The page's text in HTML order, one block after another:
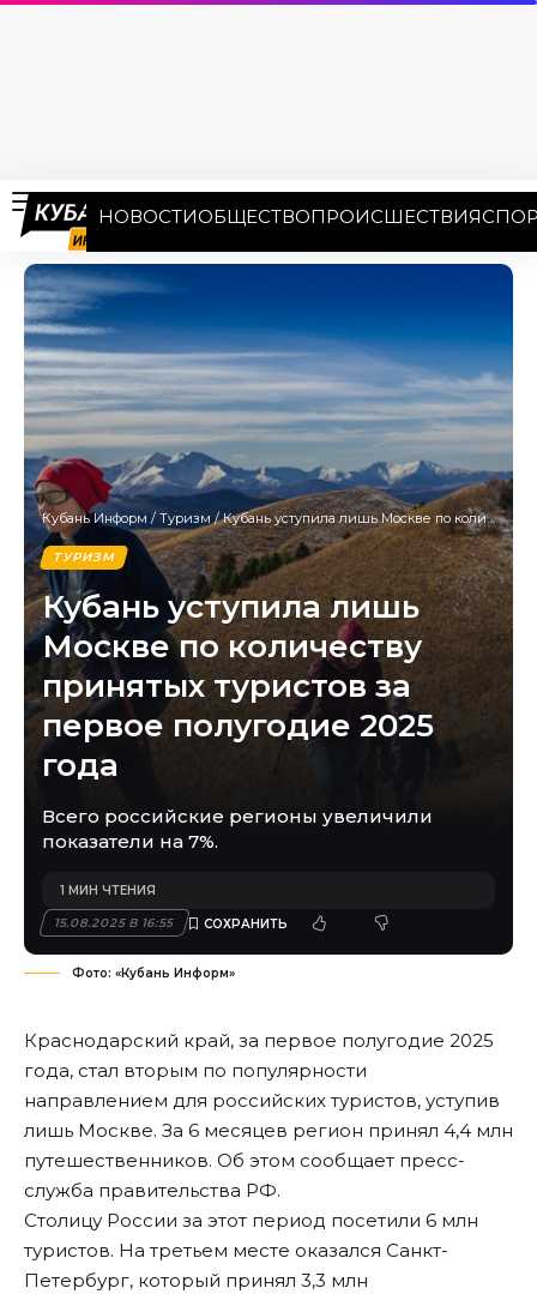
НОВОСТИОБЩЕСТВОПРОИСШЕСТВИЯ
Кубань Информ / Туризм/Кубань уступила лишь Москве по количеству принятых туристов за первое полугодие 2025 года
ТУРИЗМ
Кубань уступила лишь
Москве по количеству
принятых туристов за
первое полугодие 2025
года
Всего российские регионы увеличили
показатели на 7%.
15.08.2025 В 16:55
1 МИН ЧТЕНИЯ
Фото: «Кубань Информ»
Краснодарский край, за первое полугодие 2025
года, стал вторым по популярности
направлением для российских туристов, уступив
лишь Москве. За 6 месяцев регион принял 4,4 млн
путешественников. Об этом сообщает пресс-
служба правительства РФ.
Столицу России за этот период посетили 6 млн
туристов. На третьем месте оказался Санкт-
Петербург, который принял 3,3 млн